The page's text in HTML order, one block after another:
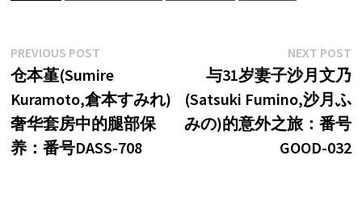
文
章
导
航
PREVIOUS POSTPrevious
post:
仓本堇(Sumire
Kuramoto,倉本すみれ)
奢华套房中的腿部保
养：番号DASS-708
NEXT POST
与31岁妻子沙月文乃
(Satsuki Fumino,沙月ふ
みの)的意外之旅：番号
GOOD-032